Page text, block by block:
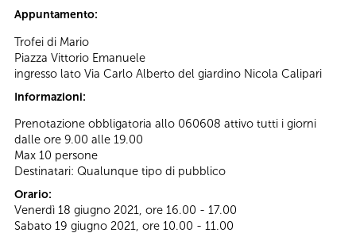
Appuntamento:
Trofei di Mario
Piazza Vittorio Emanuele
ingresso lato Via Carlo Alberto del giardino Nicola Calipari
Informazioni:
Prenotazione obbligatoria allo 060608 attivo tutti i giorni
dalle ore 9.00 alle 19.00
Max 10 persone
Destinatari: Qualunque tipo di pubblico
Orario:
Venerdì 18 giugno 2021, ore 16.00 - 17.00
Sabato 19 giugno 2021, ore 10.00 - 11.00